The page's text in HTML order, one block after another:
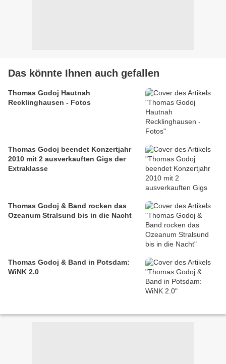
Das könnte Ihnen auch gefallen
Thomas Godoj Hautnah
Recklinghausen - Fotos
Thomas Godoj beendet Konzertjahr
2010 mit 2 ausverkauften Gigs der
Extraklasse
Thomas Godoj & Band rocken das
Ozeanum Stralsund bis in die Nacht
Thomas Godoj & Band in Potsdam:
WiNK 2.0